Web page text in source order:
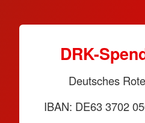
DRK-
Deutsches
IBAN: DE63 3702